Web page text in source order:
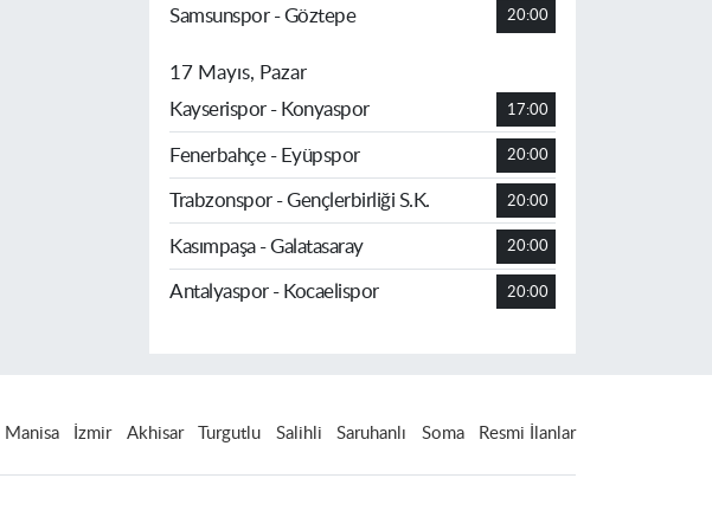
Samsunspor - Göztepe 20:00
17 Mayıs, Pazar
Kayserispor - Konyaspor
17:00
Fenerbahçe - Eyüpspor 20:00
Trabzonspor - Gençlerbirliği S.K. 20:00
Kasımpaşa - Galatasaray 20:00
Antalyaspor - Kocaelispor 20:00
Manisa İzmir Akhisar Turgutlu Salihli Saruhanlı Soma Resmi İlanlar